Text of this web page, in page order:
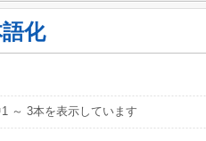
化
～ 3本を表示しています